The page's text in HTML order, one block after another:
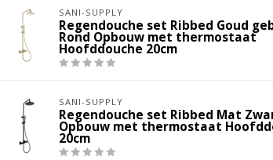
SANI-SUPPLY
Regendouche set Ribbed Goud
Rond Opbouw met thermostaat
Hoofddouche 20cm
SANI-SUPPLY
Regendouche set Ribbed Mat
Opbouw met thermostaat
20cm